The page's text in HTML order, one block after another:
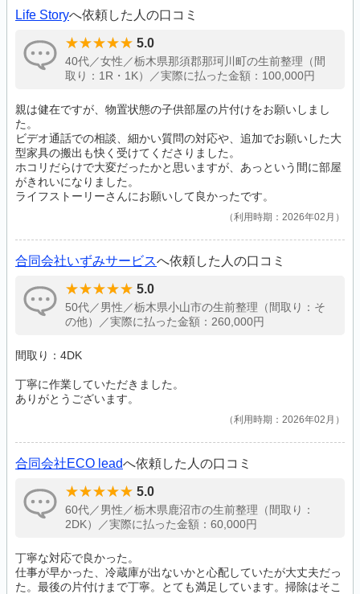
Life Storyへ依頼した人の口コミ
5.0
40代／女性／栃木県那須郡那珂川町の生前整理（間
取り：1R・1K）／実際に払った金額：100,000円
親は健在ですが、物置状態の子供部屋の片付けをお願いしまし
た。
ビデオ通話での相談、細かい質問の対応や、追加でお願いした大
型家具の搬出も快く受けてくださりました。
ホコリだらけで大変だったかと思いますが、あっという間に部屋
がきれいになりました。
ライフストーリーさんにお願いして良かったです。
利用時期：2026年02月
合同会社いずみサービスへ依頼した人の口コミ
5.0
50代／男性／栃木県小山市の生前整理（間取り：そ
の他）／実際に払った金額：260,000円
間取り：4DK
丁寧に作業していただきました。
ありがとうございます。
利用時期：2026年02月
合同会社ECO leadへ依頼した人の口コミ
5.0
60代／男性／栃木県鹿沼市の生前整理（間取り：
2DK）／実際に払った金額：60,000円
丁寧な対応で良かった。
仕事が早かった、冷蔵庫が出ないかと心配していたが大丈夫だっ
た。最後の片付けまで丁寧。とても満足しています。掃除はそこ